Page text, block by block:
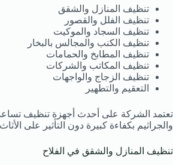
تنظيف المنازل والشقق
تنظيف الفلل والقصور
تنظيف السجاد والموكيت
تنظيف الكنب والمجالس بالبخار
تنظيف المطابخ والحمامات
تنظيف المكاتب والشركات
تنظيف الزجاج والواجهات
التعقيم والتطهير
تعتمد الشركة على أحدث أجهزة تنظيف تساعد
والجراثيم بكفاءة كبيرة دون التأثير على
تنظيف المنازل والشقق في الفلاح